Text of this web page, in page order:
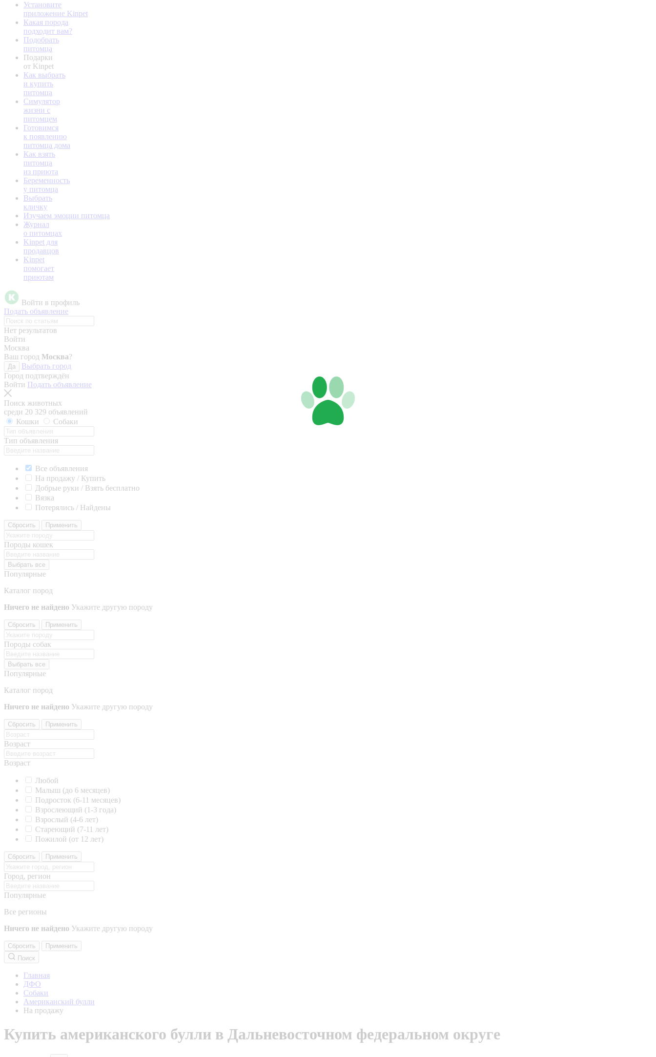
Установите
приложение Kinpet
Какая порода
подходит вам?
Подобрать
питомца
Подарки
от Kinpet
Как выбрать
и купить
питомца
Симулятор
жизни с
питомцем
Готовимся
к появлению
питомца дома
Как взять
питомца
из приюта
Беременность
у питомца
Выбрать
кличку
Изучаем эмоции питомца
Журнал
о питомцах
Kinpet для
продавцов
Kinpet
помогает
приютам
Войти в профиль
Подать объявление
Нет результатов
Войти
Москва
Ваш город Москва?
Да
Выбрать город
Город подтверждён
Войти Подать объявление
Поиск животных
среди 20 329 объявлений
Кошки
Собаки
Тип объявления
Все объявления
На продажу / Купить
Добрые руки / Взять бесплатно
Вязка
Потерялись / Найдены
Сбросить Применить
Породы кошек
Выбрать все
Популярные
Каталог пород
Ничего не найдено Укажите другую породу
Сбросить Применить
Породы собак
Выбрать все
Популярные
Каталог пород
Ничего не найдено Укажите другую породу
Сбросить Применить
Возраст
Возраст
Любой
Малыш (до 6 месяцев)
Подросток (6-11 месяцев)
Взрослеющий (1-3 года)
Взрослый (4-6 лет)
Стареющий (7-11 лет)
Пожилой (от 12 лет)
Сбросить Применить
Город, регион
Популярные
Все регионы
Ничего не найдено Укажите другую породу
Сбросить
Применить
Поиск
Главная
ДФО
Собаки
Американский булли
На продажу
Купить американского булли в Дальневосточном федеральном округе